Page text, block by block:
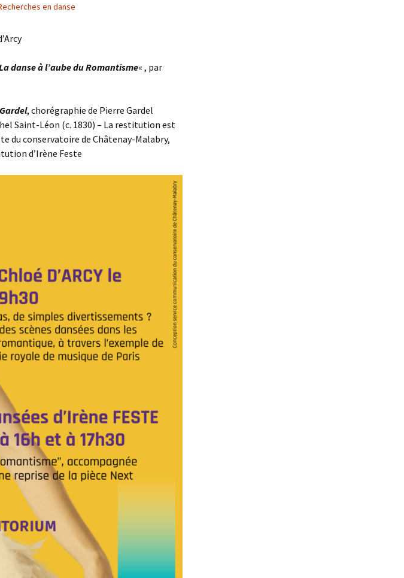
en danse
danse à l’aube du Romantisme« , par
, chorégraphie de Pierre Gardel
Saint-Léon (c. 1830) – La restitution est
du conservatoire de Châtenay-Malabry,
d’Irène Feste